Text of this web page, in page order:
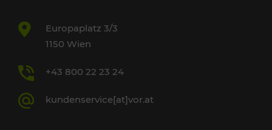
Europaplatz 3/3
1150 Wien
+43 800 22 23 24
kundenservice[at]vor.at